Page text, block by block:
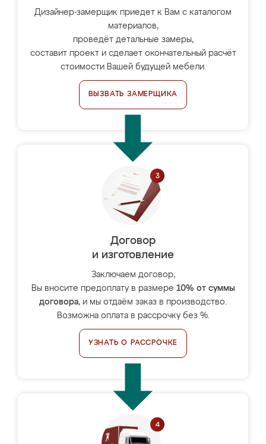
Дизайнер-замерщик приедет к Вам с каталогом
материалов,
проведёт детальные замеры,
составит проект и сделает окончательный расчёт
стоимости Вашей будущей мебели.
ВЫЗВАТЬ ЗАМЕРЩИКА
Договор
и изготовление
Заключаем договор,
Вы вносите предоплату в размере 10% от суммы
договора, и мы отдаём заказ в производство.
Возможна оплата в рассрочку без %.
УЗНАТЬ О РАССРОЧКЕ